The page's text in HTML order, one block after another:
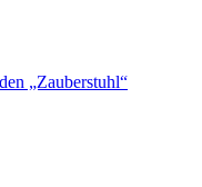
„Zauberstuhl“